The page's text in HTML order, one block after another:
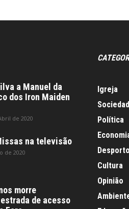
a Manuel da
dos Iron Maiden
de 2020
na televisão
de 2020
morre
de acesso
Igreja
Política
Desporto
Cultura
Opinião